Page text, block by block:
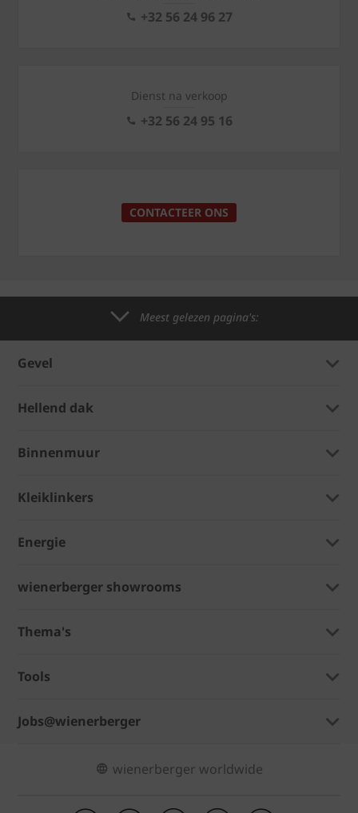
+32 56 24 96 27
Dienst na verkoop
+32 56 24 95 16
CONTACTEER ONS
Meest gelezen pagina's:
Gevel
Hellend dak
Binnenmuur
Kleiklinkers
Energie
wienerberger showrooms
Thema's
Tools
Jobs@wienerberger
wienerberger worldwide